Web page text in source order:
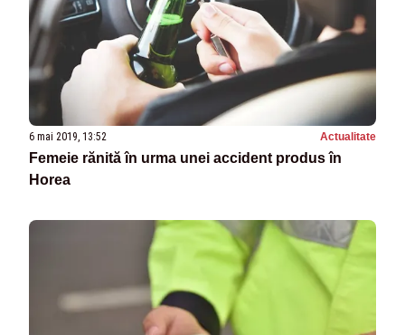
6 mai 2019, 13:52 Actualitate
Femeie rănită în urma unei accident produs în
Horea